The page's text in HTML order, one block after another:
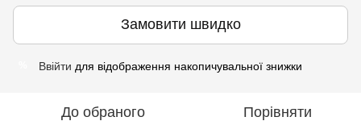
Замовити швидко
Ввійти для відображення накопичувальної знижки
До обраного Порівняти